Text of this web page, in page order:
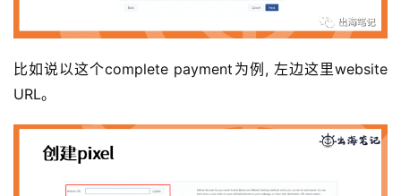
比如说以这个complete payment为例, 左边这里website
URL。